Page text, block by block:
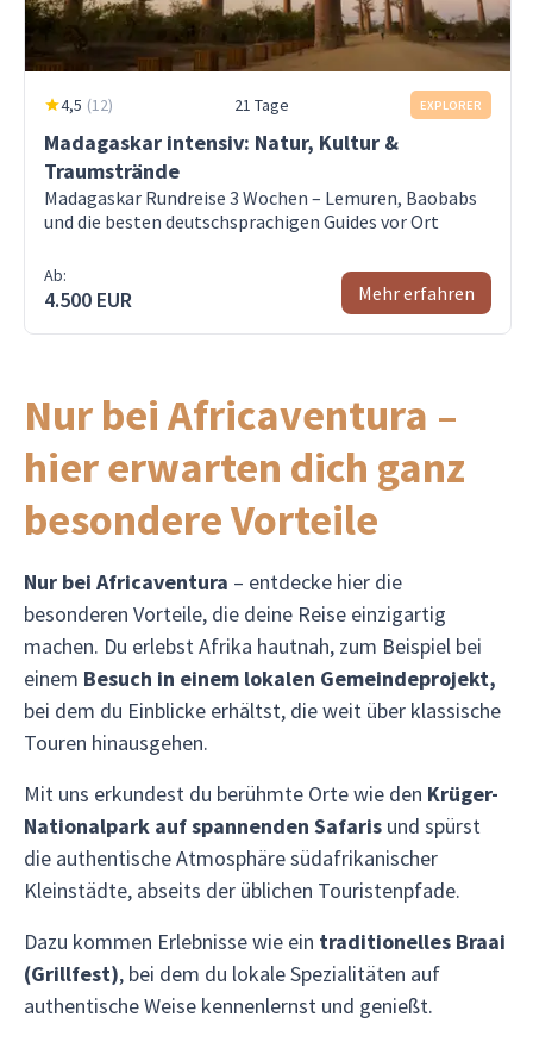
4,5 (12) 21 Tage EXPLORER
Madagaskar intensiv: Natur, Kultur &
Traumstrände
Madagaskar Rundreise 3 Wochen – Lemuren, Baobabs
und die besten deutschsprachigen Guides vor Ort
Ab:
4.500 EUR Mehr erfahren
Nur bei Africaventura –
hier erwarten dich ganz
besondere Vorteile
Nur bei Africaventura – entdecke hier die
besonderen Vorteile, die deine Reise einzigartig
machen. Du erlebst Afrika hautnah, zum Beispiel bei
einem Besuch in einem lokalen Gemeindeprojekt,
bei dem du Einblicke erhältst, die weit über klassische
Touren hinausgehen.
Mit uns erkundest du berühmte Orte wie den Krüger-
Nationalpark auf spannenden Safaris und spürst
die authentische Atmosphäre südafrikanischer
Kleinstädte, abseits der üblichen Touristenpfade.
Dazu kommen Erlebnisse wie ein traditionelles Braai
(Grillfest), bei dem du lokale Spezialitäten auf
authentische Weise kennenlernst und genießt.